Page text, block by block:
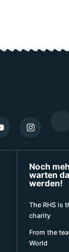
Noch
warten
werden!
The RHS is
charity
From the
World